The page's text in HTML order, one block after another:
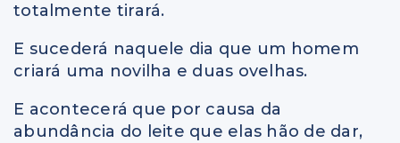
totalmente tirará.
E sucederá naquele dia que um homem
criará uma novilha e duas ovelhas.
E acontecerá que por causa da
abundância do leite que elas hão de dar,